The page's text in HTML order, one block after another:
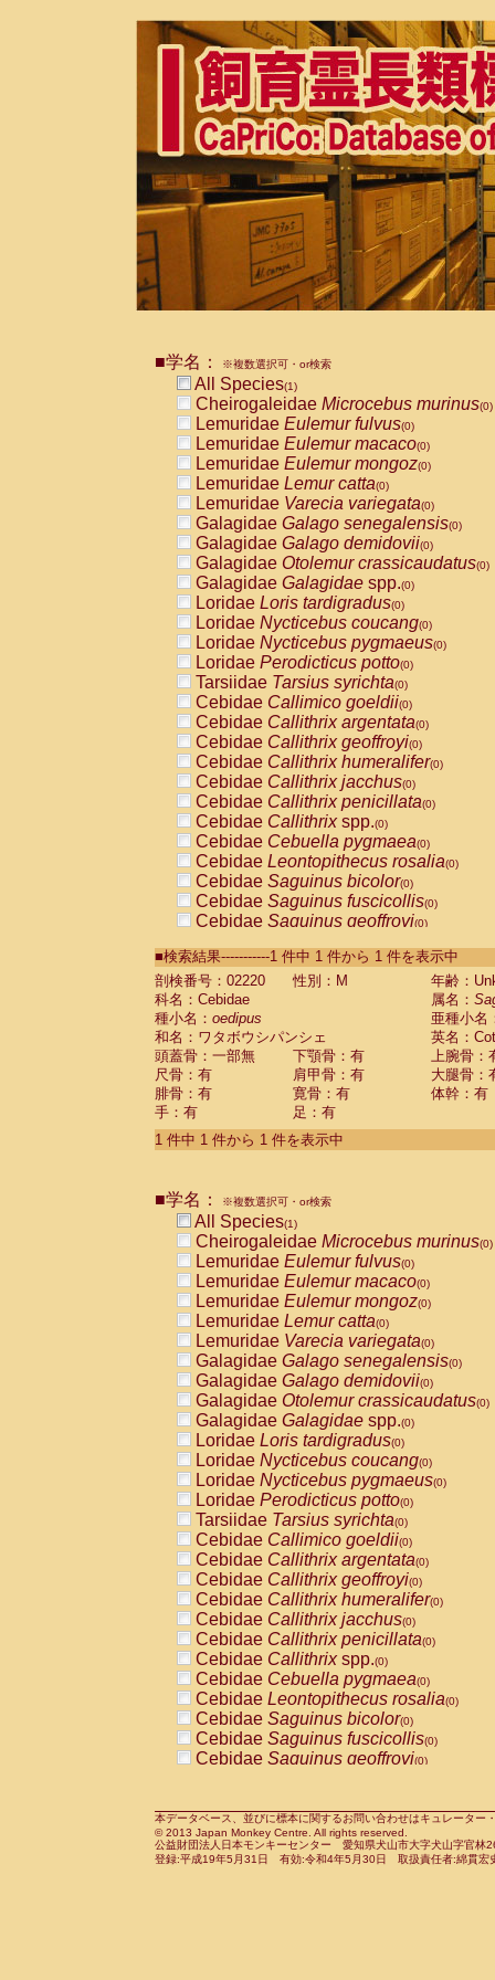
■学名： ※複数選択可・or検索
All Species(1)
Cheirogaleidae Microcebus murinus(0)
Lemuridae Eulemur fulvus(0)
Lemuridae Eulemur macaco(0)
Lemuridae Eulemur mongoz(0)
Lemuridae Lemur catta(0)
Lemuridae Varecia variegata(0)
Galagidae Galago senegalensis(0)
Galagidae Galago demidovii(0)
Galagidae Otolemur crassicaudatus(0)
Galagidae Galagidae spp.(0)
Loridae Loris tardigradus(0)
Loridae Nycticebus coucang(0)
Loridae Nycticebus pygmaeus(0)
Loridae Perodicticus potto(0)
Tarsiidae Tarsius syrichta(0)
Cebidae Callimico goeldii(0)
Cebidae Callithrix argentata(0)
Cebidae Callithrix geoffroyi(0)
Cebidae Callithrix humeralifer(0)
Cebidae Callithrix jacchus(0)
Cebidae Callithrix penicillata(0)
Cebidae Callithrixspp.(0)
Cebidae Cebuella pygmaea(0)
Cebidae Leontopithecus rosalia(0)
Cebidae Saguinus bicolor(0)
Cebidae Saguinus fuscicollis(0)
Cebidae Saguinus geoffroyi(0)
CebidaeSaguinus labiatus(0)
Cebidae Saguinus leucopus (0)
Cebidae
Cebidae
CebidaeSaguinus nigricollis (0)
Cebidae Saguinus oedipus
Cebidae Saguinus weddelli
Cebidae Saguinusspp.
Cebidae Aotus trivirgatus
Cebidae Cebus albifrons
CebidaeCebus nigrivittatus
CebidaeCebus
CebidaeSaimiri boliviensis(0)
CebidaeSaimiri sciureus(0)
AtelidaeAlouatta caraya(0)
AtelidaeAlouatta fusca(0)
AtelidaeAlouatta seniculus
AtelidaeAlouattaspp.(0)
AtelidaeAteles belzebuth(0)
AtelidaeAteles geoffroyi(0)
AtelidaeAteles paniscus(0)
AtelidaeAtelesspp.(0)
Atelidae Lagothrix lagothricha
AtelidaeLagothrix lagothricha cana
PitheciidaeCacajao calvus
PitheciidaeCallicebus cupreus
PitheciidaeCallicebus donacophilus
PitheciidaeCallicebus moloch
PitheciidaeCallicebus torquatus
PitheciidaeCallicebusspp.(0)
PitheciidaeChiropotes satanas(0)
PitheciidaePithecia monachus
PitheciidaePithecia pithecia(0)
CercopithecidaeCercocebus agilis
CercopithecidaeCercocebus
CercopithecidaeCercocebus
CercopithecidaeCercocebus
CercopithecidaeCercocebus
CercopithecidaeCercocebushybrid
CercopithecidaePapio anubis(0)
CercopithecidaePapio cynocephalus
CercopithecidaePapio hamadryas(0)
■検索結果-----------1 件中 1 件から 1 件を表示中
剖検番号：02220
性別：M
年齢：
科名：Cebidae
属名：
種小名： oedipus
亜種小名
和名：ワタボウシパンシェ
英名：
頭蓋骨：一部無
下顎骨：有
上腕骨：
尺骨：有
肩甲骨：有
大腿骨：
腓骨：有
寛骨：有
体幹：有
手：有
足：有
1 件中 1 件から 1 件を表示中
■学名： ※複数選択可・or検索
All Species(1)
Cheirogaleidae Microcebus murinus(0)
Lemuridae Eulemur fulvus(0)
Lemuridae Eulemur macaco(0)
Lemuridae Eulemur mongoz(0)
Lemuridae Lemur catta(0)
Lemuridae Varecia variegata(0)
Galagidae Galago senegalensis(0)
Galagidae Galago demidovii(0)
Galagidae Otolemur crassicaudatus(0)
Galagidae Galagidae spp.(0)
Loridae Loris tardigradus(0)
Loridae Nycticebus coucang(0)
Loridae Nycticebus pygmaeus(0)
Loridae Perodicticus potto(0)
Tarsiidae Tarsius syrichta(0)
Cebidae Callimico goeldii(0)
Cebidae Callithrix argentata(0)
Cebidae Callithrix geoffroyi(0)
Cebidae Callithrix humeralifer(0)
Cebidae Callithrix jacchus(0)
Cebidae Callithrix penicillata(0)
Cebidae Callithrixspp.(0)
Cebidae Cebuella pygmaea(0)
Cebidae Leontopithecus rosalia(0)
Cebidae Saguinus bicolor(0)
Cebidae Saguinus fuscicollis(0)
Cebidae Saguinus geoffroyi(0)
CebidaeSaguinus leucopus(0)
CebidaeSaguinus midas(0)
Cebidae Saguinus mystax(0)
本データベース、並びに標本に関するお問い合わせはキュレータ
© 2013 Japan Monkey Centre. All rights reserved.
公益財団法人日本モンキーセンター 愛知県犬山市大字犬山字官
登録:平成19年5月31日 有効:令和4年5月30日 取扱責任者:綿貫宏